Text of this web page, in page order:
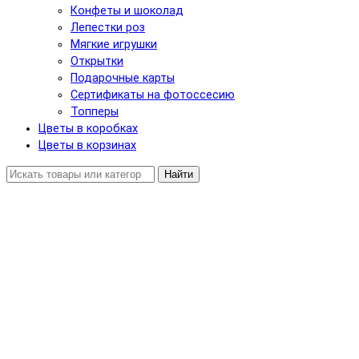
Конфеты и шоколад
Лепестки роз
Мягкие игрушки
Открытки
Подарочные карты
Сертификаты на фотоссесию
Топперы
Цветы в коробках
Цветы в корзинах
Найти